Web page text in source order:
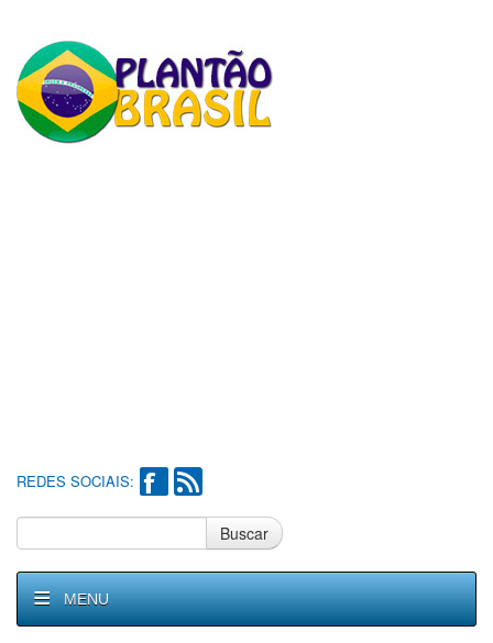
REDES SOCIAIS:
Buscar
MENU